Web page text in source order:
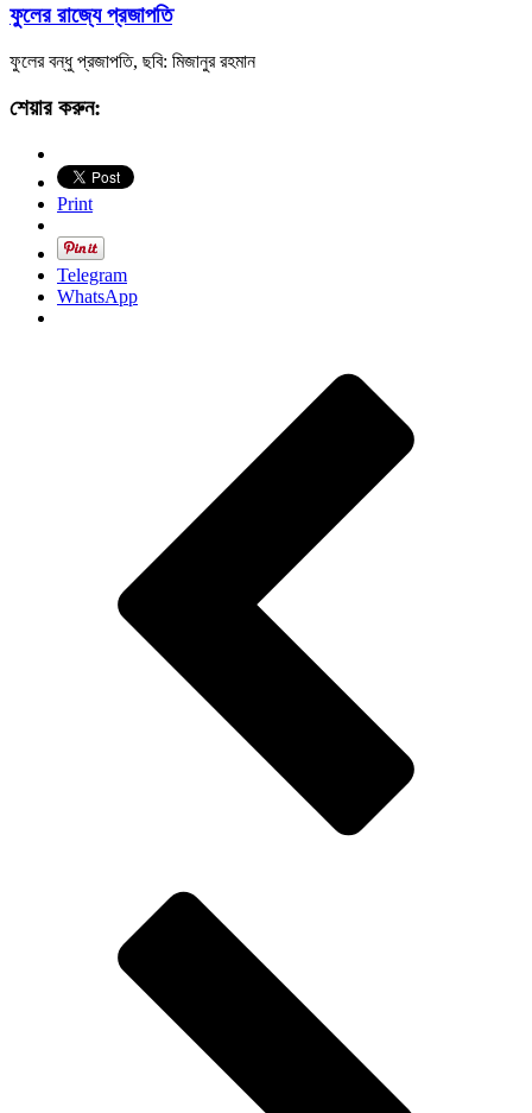
ফুলের রাজ্যে প্রজাপতি
ফুলের বন্ধু প্রজাপতি, ছবি: মিজানুর রহমান
শেয়ার করুন:
Print
Telegram
WhatsApp